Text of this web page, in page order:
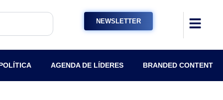
NEWSLETTER
AGENDA DE LÍDERES BRANDED CONTENT